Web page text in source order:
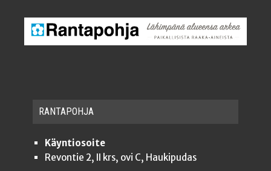
RAN­TA­POH­JA
Käyntiosoite
Revontie 2, II krs, ovi C, Haukipudas